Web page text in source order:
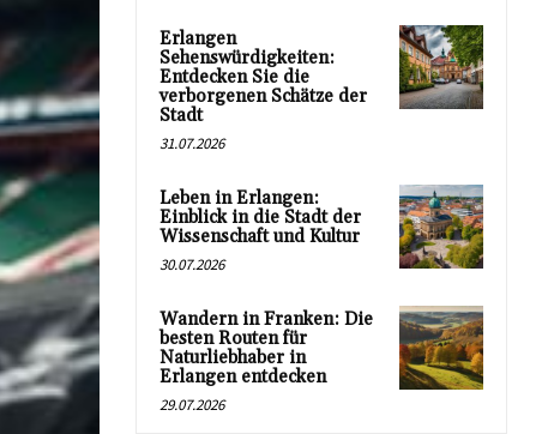
Erlangen
Sehenswürdigkeiten:
Entdecken Sie die
verborgenen Schätze der
Stadt
31.07.2026
Leben in Erlangen:
Einblick in die Stadt der
Wissenschaft und Kultur
30.07.2026
Wandern in Franken: Die
besten Routen für
Naturliebhaber in
Erlangen entdecken
29.07.2026